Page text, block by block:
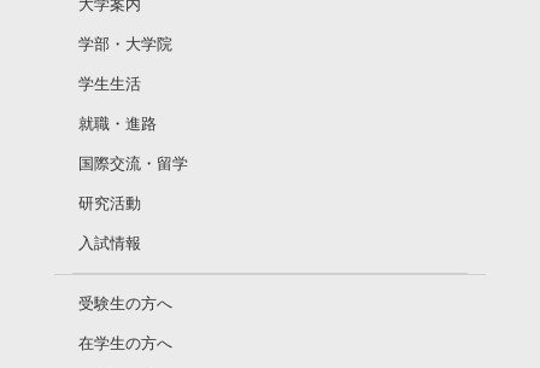
大学案内
学部・大学院
学生生活
就職・進路
国際交流・留学
研究活動
入試情報
受験生の方へ
在学生の方へ